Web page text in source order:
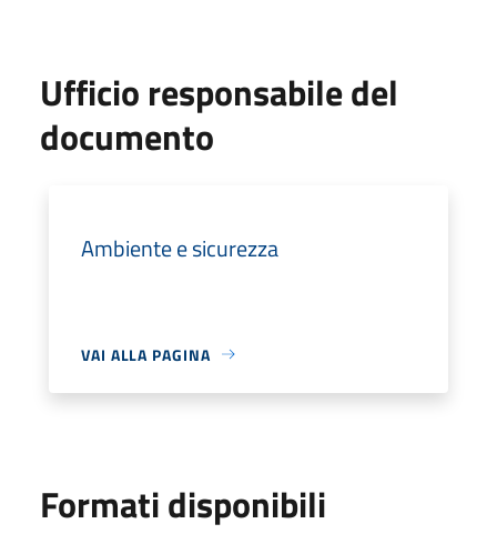
Ufficio responsabile del
documento
Ambiente e sicurezza
VAI ALLA PAGINA
Formati disponibili